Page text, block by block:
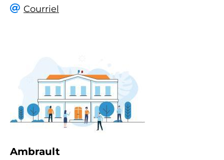
Courriel
Ambrault